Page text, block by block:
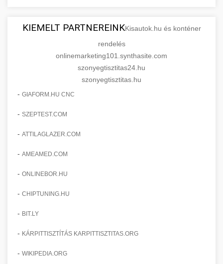
KIEMELT PARTNEREINKKisautok.hu és konténer
rendelés
onlinemarketing101.synthasite.com
szonyegtisztitas24.hu
szonyegtisztitas.hu
- GIAFORM.HU CNC
- SZEPTEST.COM
- ATTILAGLAZER.COM
- AMEAMED.COM
- ONLINEBOR.HU
- CHIPTUNING.HU
- BIT.LY
- KÁRPITTISZTÍTÁS KARPITTISZTITAS.ORG
- WIKIPEDIA.ORG